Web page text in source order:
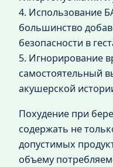
4. Использование
большинство
безопасности в
5. Игнорирование
самостоятельный
акушерской
Похудение при
содержать не
допустимых
объему